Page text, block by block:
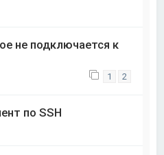
не подключается к
1 2
по SSH